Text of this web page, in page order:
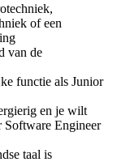
of een
van de
functie als Junior
en je wilt
Software Engineer
taal is